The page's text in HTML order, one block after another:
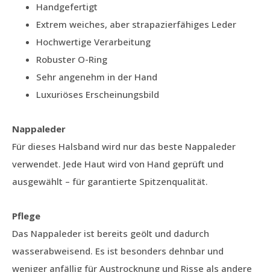
Handgefertigt
Extrem weiches, aber strapazierfähiges Leder
Hochwertige Verarbeitung
Robuster O-Ring
Sehr angenehm in der Hand
Luxuriöses Erscheinungsbild
Nappaleder
Für dieses Halsband wird nur das beste Nappaleder
verwendet. Jede Haut wird von Hand geprüft und
ausgewählt – für garantierte Spitzenqualität.
Pflege
Das Nappaleder ist bereits geölt und dadurch
wasserabweisend. Es ist besonders dehnbar und
weniger anfällig für Austrocknung und Risse als andere